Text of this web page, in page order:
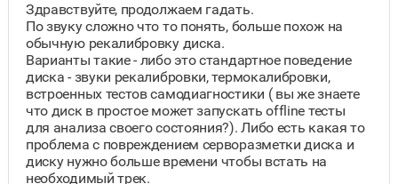
Здравствуйте, продолжаем гадать.
По звуку сложно что то понять, больше похож на
обычную рекалибровку диска.
Варианты такие - либо это стандартное поведение
диска - звуки рекалибровки, термокалибровки,
встроенных тестов самодиагностики ( вы же знаете
что диск в простое может запускать offline тесты
для анализа своего состояния?). Либо есть какая то
проблема с повреждением серворазметки диска и
диску нужно больше времени чтобы встать на
необходимый трек.